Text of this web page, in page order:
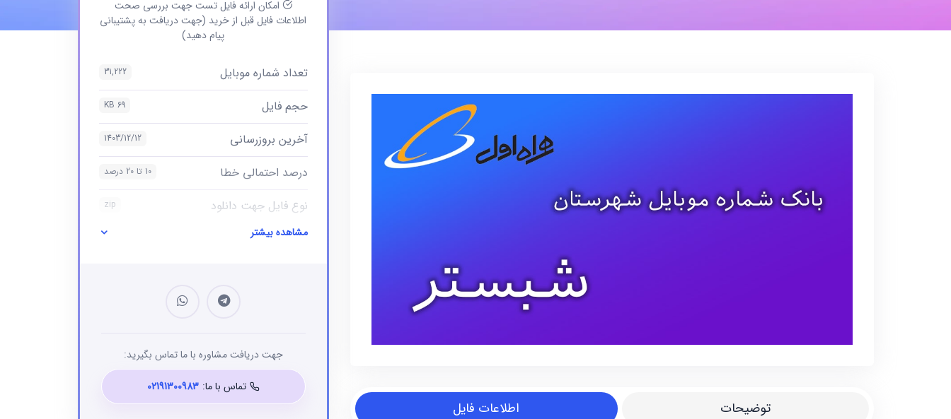
توضیحات اطلاعات فایل
امکان ارائه فایل تست جهت بررسی صحت
اطلاعات فایل قبل از خرید (جهت دریافت به پشتیبانی
پیام دهید)
تعداد شماره موبایل 31,222
حجم فایل 69 KB
آخرین بروزرسانی 1403/12/12
درصد احتمالی خطا 10 تا 20 درصد
نوع فایل جهت دانلود zip
نوع فایل بانک شماره موبایل مشاهده بیشتر
جهت دریافت مشاوره با ما تماس بگیرید:
تماس با ما: 02191300983